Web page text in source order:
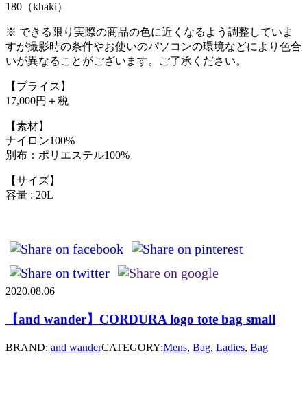
180（khaki）
※ できる限り実際の商品の色に近くなるよう調整していま
すが撮影時の条件やお使いのパソコンの環境などにより色合
いが異なることがございます。ご了承ください。
【プライス】
17,000円＋税
【素材】
ナイロン100%
別布：ポリエステル100%
【サイズ】
容量 : 20L
2020.08.06
【and wander】CORDURA logo tote bag small
BRAND: and wanderCATEGORY:Mens, Bag, Ladies, Bag